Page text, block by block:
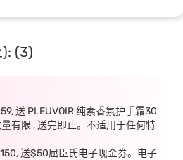
(3)
送 PLEUVOIR 纯素香氛护手霜30
有限 , 送完即止。不适用于任何特
送$50屈臣氏电子现金券。电子